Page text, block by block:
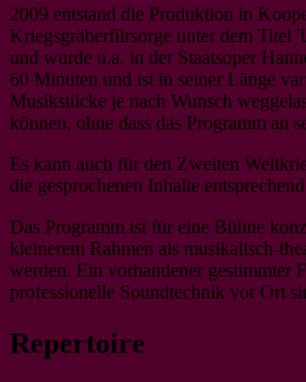
2009 entstand die Produktion in
Kriegsgräberfürsorge unter dem Titel
und wurde u.a. in der Staatsoper
60 Minuten und ist in seiner Länge
Musikstücke je nach Wunsch
können, ohne dass das Programm an
Es kann auch für den Zweiten
die gesprochenen Inhalte
Das Programm ist für eine Bühne
kleinerem Rahmen als musikalisch-
werden. Ein vorhandener gestimmter
professionelle Soundtechnik vor Ort
Repertoire